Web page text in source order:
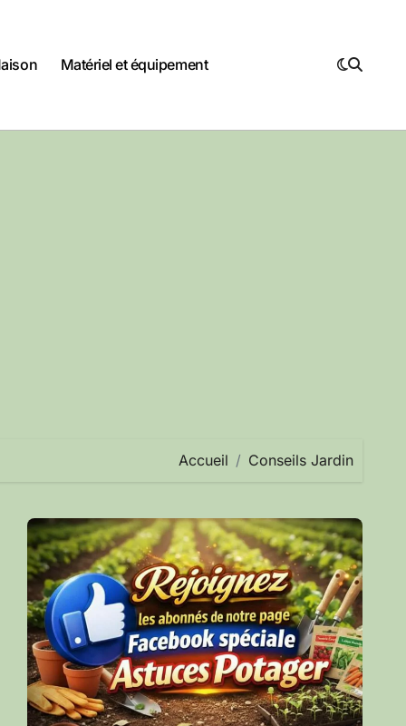
Matériel et équipement
Accueil Conseils Jardin